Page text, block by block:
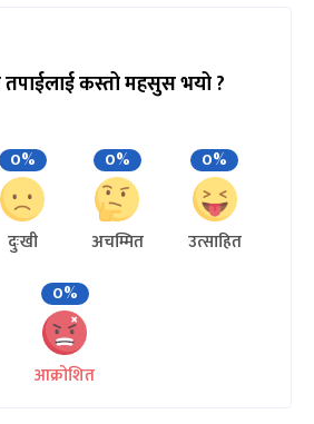
कस्तो महसुस भयो ?
0%
दुःखी
0%
अचम्मित
0%
उत्साहित
0%
आक्रोशित